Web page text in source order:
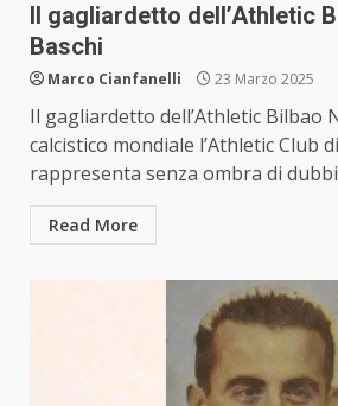
Il gagliardetto dell’Athletic
Baschi
Marco Cianfanelli 23 Marzo 2025
Il gagliardetto dell’Athletic Bilbao
calcistico mondiale l’Athletic Club
rappresenta senza ombra di
Read More